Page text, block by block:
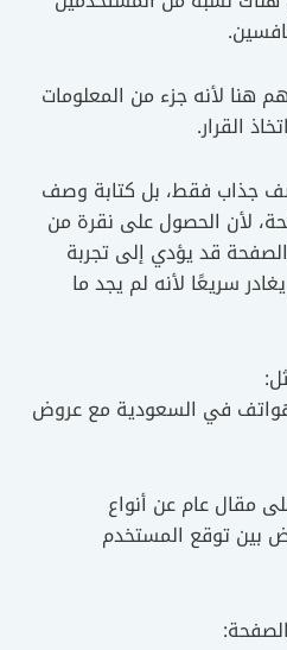
هنا لأنه جزء من المعلومات
القرار.
جذاب فقط، بل كتابة وصف
لأن الحصول على نقرة من
قد يؤدي إلى تجربة
سريعًا لأنه لم يجد ما
في السعودية مع عروض
مقال عام عن أنواع
بين توقع المستخدم